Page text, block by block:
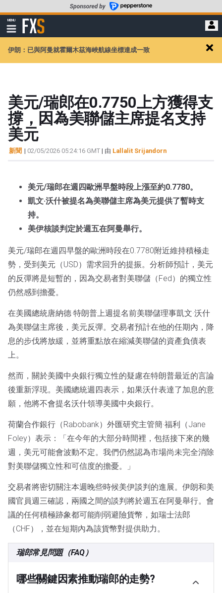
至
要
MENU
顯
示
航
FXStreet
伊朗：已與阿曼就霍爾木茲海峽航線坐標達成一致
alert
美元/瑞郎在0.7750上方獲得支
撐，因為美聯儲主席提名支持
美元
新聞 | 02/05/2026 05:24:16 GMT | 由 Lallalit Srijandorn
美元/瑞郎在週四歐洲早盤時段上漲至約0.7780。
凱文·沃什被提名為美聯儲主席為美元提供了暫時支
持。
美伊核談判定於週五在阿曼舉行。
美元/瑞郎在週四早盤的歐洲時段在0.7780附近維持積極走
勢，受到美元（USD）需求回升的提振。分析師預計，美元
的反彈將是短暫的，因為交易者對美聯儲（Fed）的獨立性
仍然感到擔憂。
在美國總統唐納德·特朗普上週提名前美聯儲理事凱文·沃什
為美聯儲主席後，美元反彈。交易者預計在他的任期內，降
息的步伐將放緩，並將重點放在縮減美聯儲的資產負債表
上。
然而，關於美國中央銀行獨立性的疑慮在特朗普最近的言論
後重新浮現。美國總統週四表示，如果沃什表達了加息的意
願，他將不會提名沃什領導美國中央銀行。
荷蘭合作銀行（Rabobank）外匯研究主管簡·福利（Jane
Foley）表示：「在今年的大部分時間裡，包括接下來的幾
週，美元可能會波動不定。我們仍然認為市場尚未完全消除
對美聯儲獨立性和可信度的擔憂。」
交易者將密切關注本週晚些時候美伊談判的進展。伊朗和美
國官員週三確認，兩國之間的談判將於週五在阿曼舉行。會
議的任何積極跡象都可能削弱避險貨幣，如瑞士法郎
（CHF），並在短期內為該貨幣對提供助力。
瑞郎常見問題（FAQ）
哪些關鍵因素推動瑞郎的走勢?